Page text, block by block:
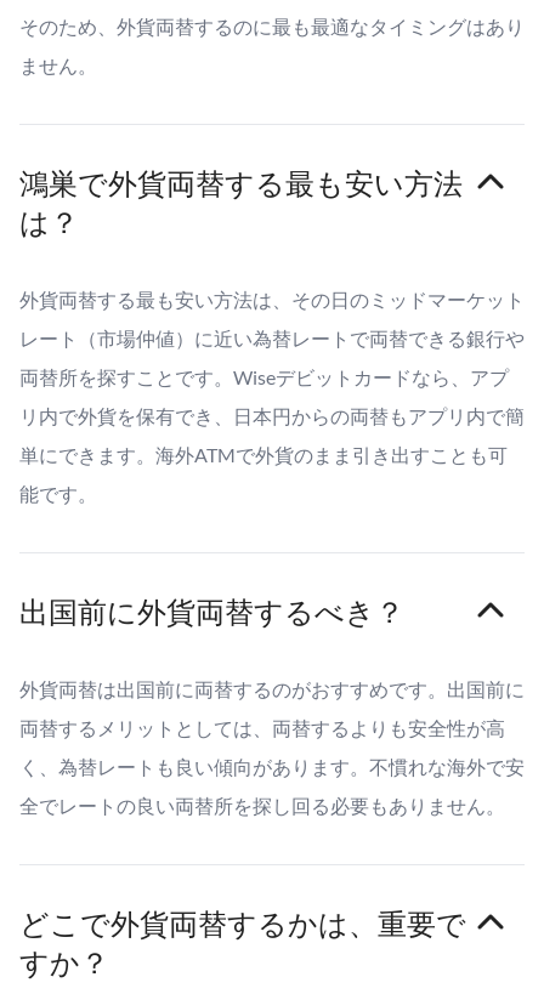
そのため、外貨両替するのに最も最適なタイミングはあり
ません。
鴻巣で外貨両替する最も安い方法
は？
外貨両替する最も安い方法は、その日のミッドマーケット
レート（市場仲値）に近い為替レートで両替できる銀行や
両替所を探すことです。Wiseデビットカードなら、アプ
リ内で外貨を保有でき、日本円からの両替もアプリ内で簡
単にできます。海外ATMで外貨のまま引き出すことも可
能です。
出国前に外貨両替するべき？
外貨両替は出国前に両替するのがおすすめです。出国前に
両替するメリットとしては、両替するよりも安全性が高
く、為替レートも良い傾向があります。不慣れな海外で安
全でレートの良い両替所を探し回る必要もありません。
どこで外貨両替するかは、重要で
すか？